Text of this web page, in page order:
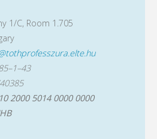
1/C, Room 1.705
2000 5014 0000 0000